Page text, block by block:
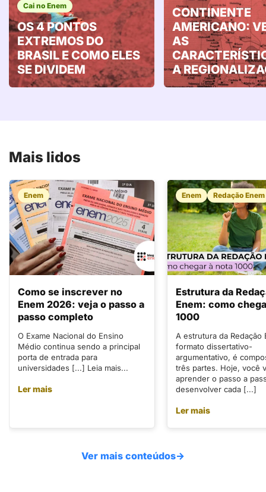
Cai no Enem
OS 4 PONTOS
EXTREMOS DO
BRASIL E COMO ELES
SE DIVIDEM
CONTINENTE
AMERICANO:
AS
A
Mais lidos
Enem
Como se inscrever no
Enem 2026: veja o passo a
passo completo
O Exame Nacional do Ensino
Médio continua sendo a principal
porta de entrada para
universidades [...] Leia mais...
Ler mais
Enem Redação Enem
Estrutura da
Enem: como
1000
A estrutura da Redação
formato dissertativo-
argumentativo, é
três partes. Hoje, você
aprender o passo a
desenvolver cada [...]
Ler mais
Ver mais conteúdos→